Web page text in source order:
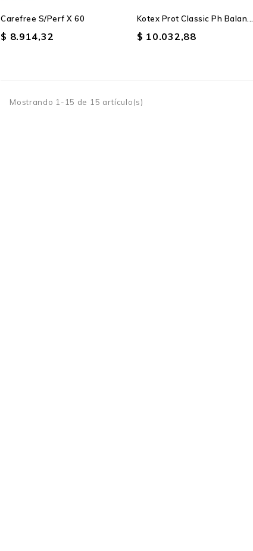
Carefree S/perf X 60
$ 8.914,32
Kotex Prot Classic Ph Balan...
$ 10.032,88
Mostrando 1-15 de 15 artículo(s)